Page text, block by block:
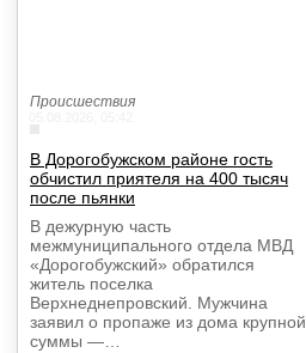
Происшествия
В Дорогобужском районе гость
обчистил приятеля на 400 тысяч
после пьянки
В дежурную часть
межмуниципального отдела МВД
«Дорогобужский» обратился
житель поселка
Верхнеднепровский. Мужчина
заявил о пропаже из дома крупной
суммы —…